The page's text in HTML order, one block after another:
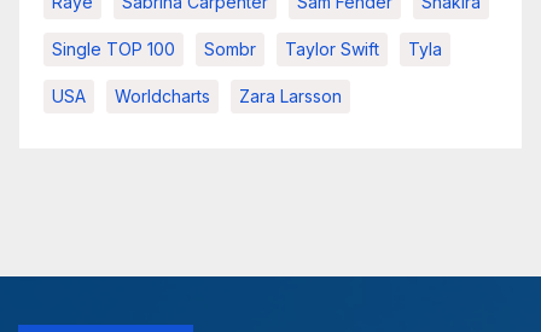
Single TOP 100 Sombr Taylor Swift Tyla
USA Worldcharts Zara Larsson